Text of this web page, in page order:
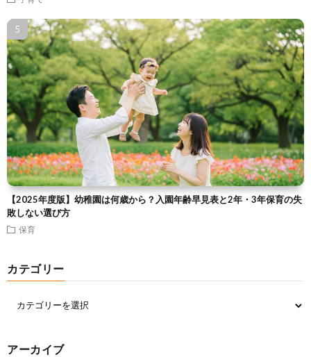
【2025年度版】幼稚園は何歳から？入園年齢早見表と2年・3年保育の失
敗しない選び方
保育
カテゴリー
アーカイブ